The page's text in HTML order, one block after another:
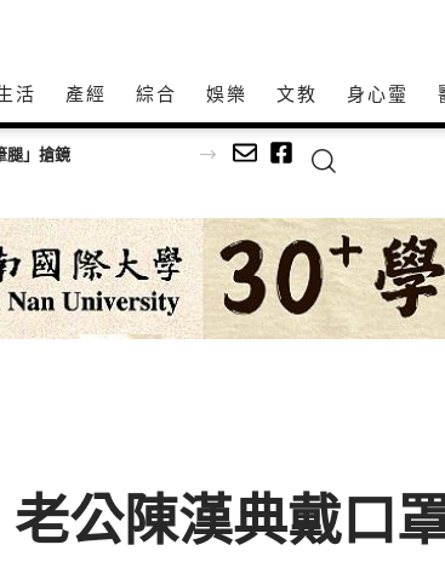
活 產經 綜合 娛樂 文教 身心𩆜
腿」搶鏡
公陳漢典戴口